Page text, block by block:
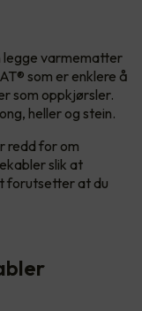
legge varmematter
som er enklere å
som oppkjørsler.
heller og stein.
redd for om
slik at
forutsetter at du